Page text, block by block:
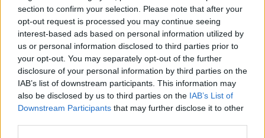
section to confirm your selection. Please note that after your
opt-out request is processed you may continue seeing
interest-based ads based on personal information utilized by
us or personal information disclosed to third parties prior to
your opt-out. You may separately opt-out of the further
disclosure of your personal information by third parties on the
IAB’s list of downstream participants. This information may
also be disclosed by us to third parties on the IAB’s List of
Downstream Participants that may further disclose it to other